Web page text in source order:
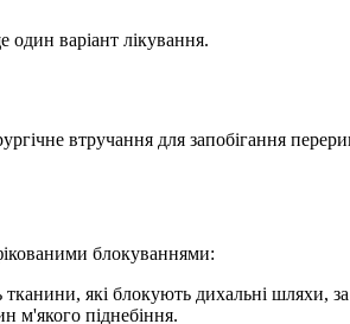
один варіант лікування.
втручання для запобігання
блокуваннями:
які блокують дихальні шляхи,
м'якого піднебіння.